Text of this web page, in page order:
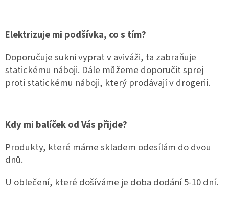
Elektrizuje mi podšívka, co s tím?
Doporučuje sukni vyprat v aviváži, ta zabraňuje
statickému náboji. Dále můžeme doporučit sprej
proti statickému náboji, který prodávají v drogerii.
Kdy mi balíček od Vás přijde?
Produkty, které máme skladem odesílám do dvou
dnů.
U oblečení, které došíváme je doba dodání 5-10 dní.